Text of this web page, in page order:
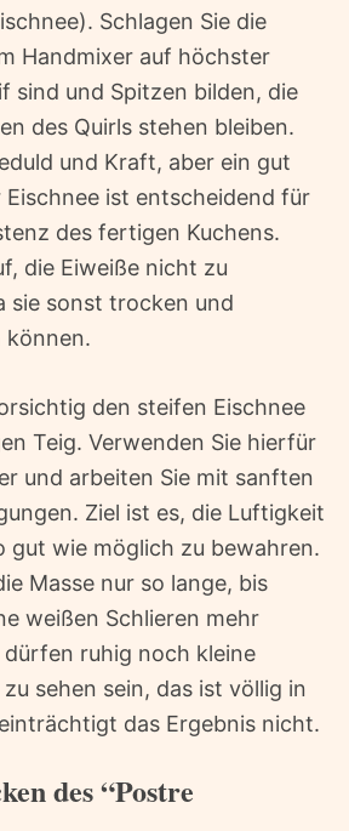
Schlagen Sie die
Handmixer auf höchster
sind und Spitzen bilden, die
des Quirls stehen bleiben.
und Kraft, aber ein gut
Eischnee ist entscheidend für
des fertigen Kuchens.
die Eiweiße nicht zu
sie sonst trocken und
können.
den steifen Eischnee
Teig. Verwenden Sie hierfür
und arbeiten Sie mit sanften
Ziel ist es, die Luftigkeit
gut wie möglich zu bewahren.
Masse nur so lange, bis
weißen Schlieren mehr
ruhig noch kleine
sehen sein, das ist völlig in
das Ergebnis nicht.
des “Postre